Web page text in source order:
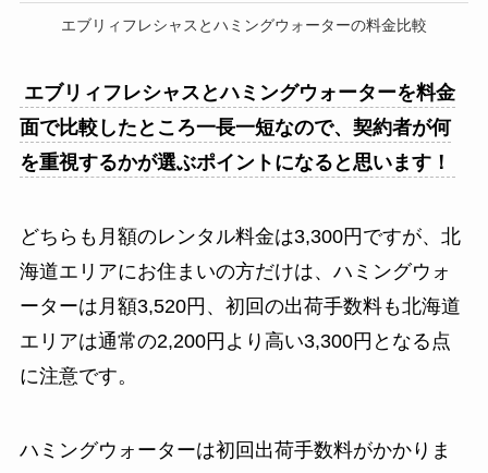
エブリィフレシャスとハミングウォーターの料金比較
エブリィフレシャスとハミングウォーターを料金
面で比較したところ一長一短なので、契約者が何
を重視するかが選ぶポイントになると思います！
どちらも月額のレンタル料金は3,300円ですが、北
海道エリアにお住まいの方だけは、ハミングウォ
ーターは月額3,520円、初回の出荷手数料も北海道
エリアは通常の2,200円より高い3,300円となる点
に注意です。
ハミングウォーターは初回出荷手数料がかかりま